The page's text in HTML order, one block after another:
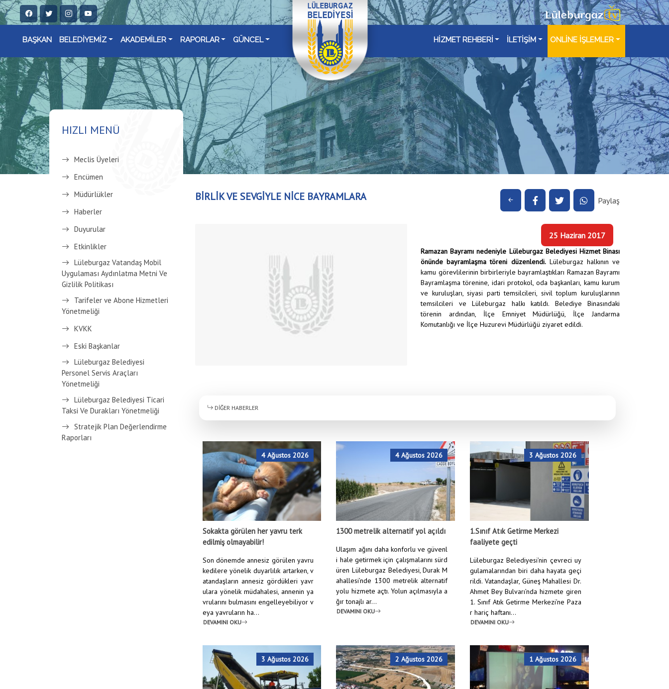
BAŞKAN BELEDİYEMİZ AKADEMİLER RAPORLAR GÜNCEL HİZMET REHBERİ İLETİŞİM ONLİNE İŞLEMLER
BİRLİK VE SEVGİYLE NİCE BAYRAMLARA
HIZLI MENÜ
Meclis Üyeleri
Encümen
Müdürlükler
Haberler
Duyurular
Etkinlikler
Lüleburgaz Vatandaş Mobil
Uygulaması Aydınlatma Metni Ve
Gizlilik Politikası
Tarifeler ve Abone Hizmetleri
Yönetmeliği
KVKK
Eski Başkanlar
Lüleburgaz Belediyesi
Personel Servis Araçları
Yönetmeliği
Lüleburgaz Belediyesi Ticari
Taksi Ve Durakları Yönetmeliği
Stratejik Plan Değerlendirme
Raporları
BİRLİK VE SEVGİYLE NİCE BAYRAMLARA Paylaş
25 Haziran 2017
Ramazan Bayramı nedeniyle Lüleburgaz Belediyesi Hizmet Binası
önünde bayramlaşma töreni düzenlendi.Lüleburgaz halkının ve
kamu görevlilerinin birbirleriyle bayramlaştıkları Ramazan Bayramı
Bayramlaşma törenine, idari protokol, oda başkanları, kamu kurum
ve kuruluşları, siyasi parti temsilcileri, sivil toplum kuruluşlarının
temsilcileri ve Lüleburgaz halkı katıldı. Belediye Binasındaki
törenin ardından, İlçe Emniyet Müdürlüğü, İlçe Jandarma
Komutanlığı ve İlçe Huzurevi Müdürlüğü ziyaret edildi.
DİĞER HABERLER
4 Ağustos 2026
Sokakta görülen her yavru terk
edilmiş olmayabilir!
Son dönemde annesiz görülen yavru
kedilere yönelik duyarlılık artarken, v
atandaşların annesiz gördükleri yavr
ulara yönelik müdahalesi, annenin ya
vrularını bulmasını engelleyebiliyor v
eya yavruların ha...
DEVAMINI OKU
4 Ağustos 2026
1300 metrelik alternatif yol açıldı
Ulaşım ağını daha konforlu ve güvenl
i hale getirmek için çalışmalarını sürd
üren Lüleburgaz Belediyesi, Durak M
ahallesi’nde 1300 metrelik alternatif
yolu hizmete açtı. Yolun açılmasıyla a
ğır tonajlı ar...
DEVAMINI OKU
3 Ağustos 2026
1.Sınıf Atık Getirme Merkezi
faaliyete geçti
Lüleburgaz Belediyesi’nin çevreci uy
gulamalarından biri daha hayata geçi
rildi. Vatandaşlar, Güneş Mahallesi Dr.
Ahmet Bey Bulvarı’nda hizmete giren
1. Sınıf Atık Getirme Merkezi’ne Paza
r hariç haftanı...
DEVAMINI OKU
3 Ağustos 2026 2 Ağustos 2026 1 Ağustos 2026